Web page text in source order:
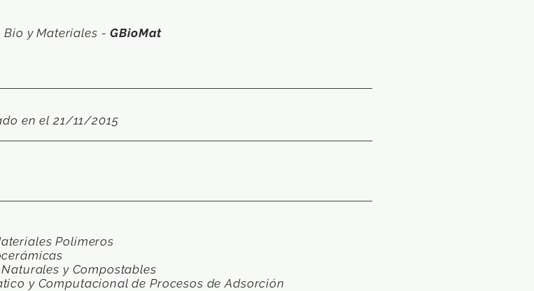
Bio y Materiales -GBioMat
en el 21/11/2015
Polimeros
y Compostables
y Computacional de Procesos de Adsorción